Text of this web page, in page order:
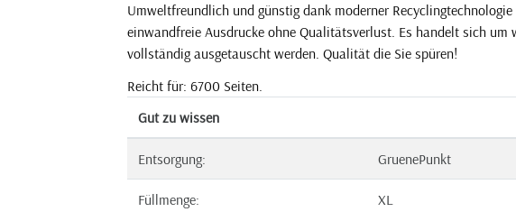
Umweltfreundlich und günstig dank moderner
einwandfreie Ausdrucke ohne Qualitätsverlust. Es handelt sich
vollständig ausgetauscht werden. Qualität die Sie spüren!
Reicht für: 6700 Seiten.
Gut zu wissen
Entsorgung: GruenePunkt
Füllmenge: XL